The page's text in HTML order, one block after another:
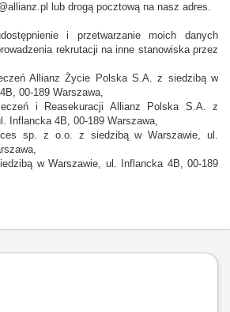
lub drogą pocztową na nasz adres.
i przetwarzanie moich danych
rekrutacji na inne stanowiska przez
Allianz Życie Polska S.A. z siedzibą w
00-189 Warszawa,
i Reasekuracji Allianz Polska S.A. z
Inflancka 4B, 00-189 Warszawa,
sp. z o.o. z siedzibą w Warszawie, ul.
w Warszawie, ul. Inflancka 4B, 00-189